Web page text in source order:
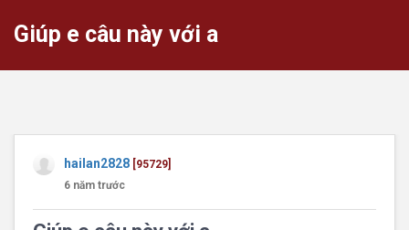
Giúp e câu này với a
hailan2828 [95729]
6 năm trước